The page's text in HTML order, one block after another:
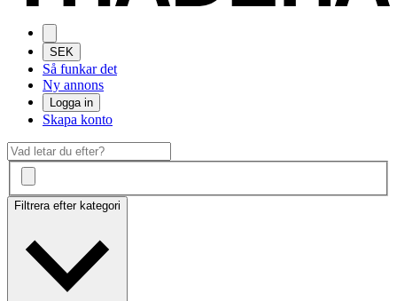
SEK
Så funkar det
Ny annons
Logga in
Skapa konto
Filtrera efter kategori